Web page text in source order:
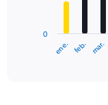
ene. feb. mar.
0